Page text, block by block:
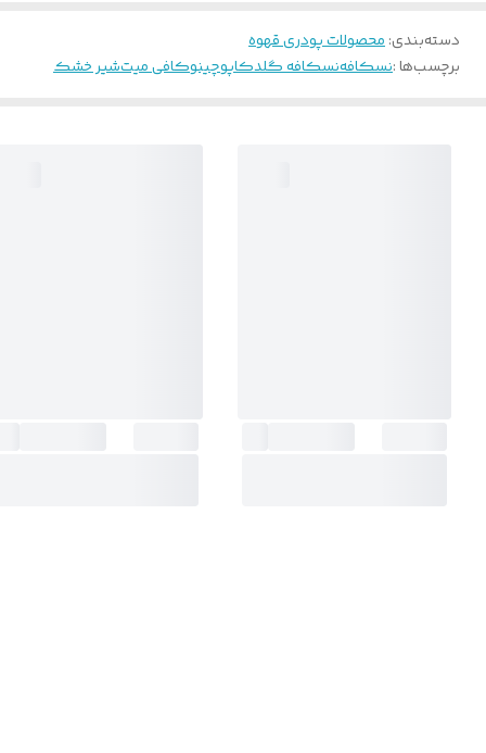
دسته‌بندی:محصولات پودری قهوه
برچسب‌ها :نسکافهنسکافه گلدکاپوچینوکافی میتشیر خشک